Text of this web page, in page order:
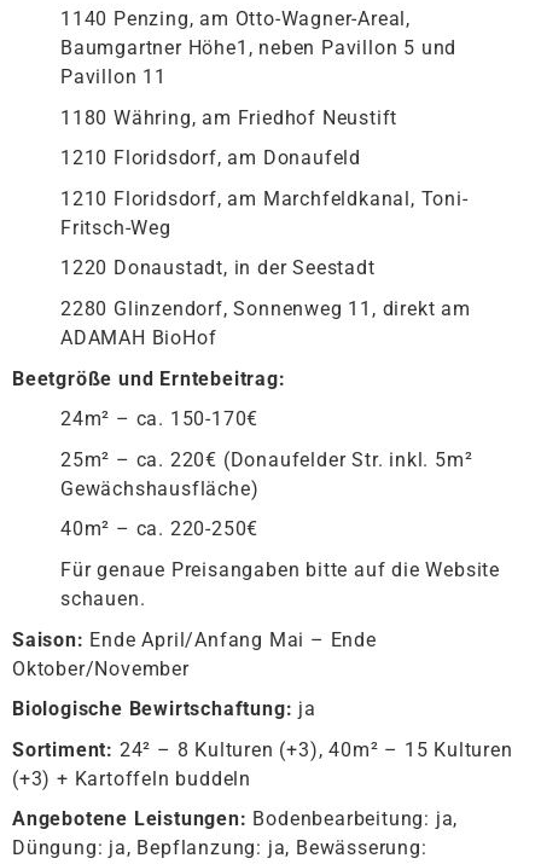
1140 Penzing, am Otto-Wagner-Areal,
Baumgartner Höhe1, neben Pavillon 5 und
Pavillon 11
1180 Währing, am Friedhof Neustift
1210 Floridsdorf, am Donaufeld
1210 Floridsdorf, am Marchfeldkanal, Toni-
Fritsch-Weg
1220 Donaustadt, in der Seestadt
2280 Glinzendorf, Sonnenweg 11, direkt am
ADAMAH BioHof
Beetgröße und Erntebeitrag:
24m² – ca. 150-170€
25m² – ca. 220€ (Donaufelder Str. inkl. 5m²
Gewächshausfläche)
40m² – ca. 220-250€
Für genaue Preisangaben bitte auf die Website
schauen.
Saison: Ende April/Anfang Mai – Ende
Oktober/November
Biologische Bewirtschaftung: ja
Sortiment: 24² – 8 Kulturen (+3), 40m² – 15 Kulturen
(+3) + Kartoffeln buddeln
Angebotene Leistungen: Bodenbearbeitung: ja,
Düngung: ja, Bepflanzung: ja, Bewässerung: